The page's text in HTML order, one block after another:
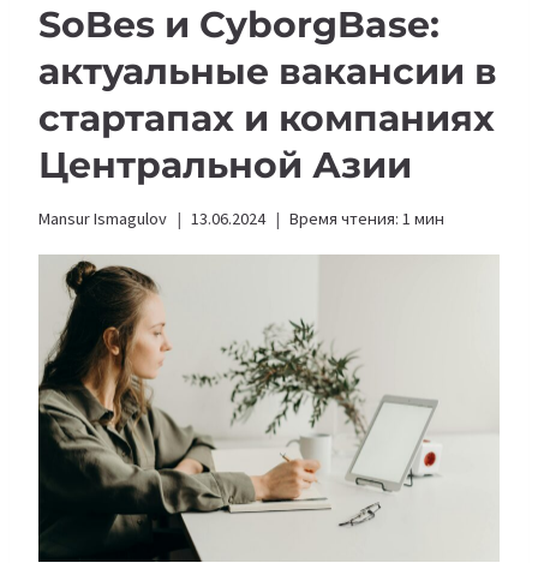
SoBes и CyborgBase:
актуальные вакансии в
стартапах и компаниях
Центральной Азии
Mansur Ismagulov 13.06.2024 Время чтения: 1 мин